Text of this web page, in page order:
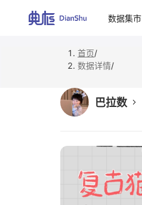
数据集市
首页/
数据详情/
巴拉数